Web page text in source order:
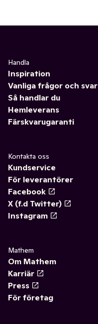
Handla
Inspiration
Vanliga frågor och svar
Så handlar du
Hemleverans
Färskvarugaranti
Kontakta oss
Kundservice
För leverantörer
Facebook
X (f.d Twitter)
Instagram
Mathem
Om Mathem
Karriär
Press
För företag